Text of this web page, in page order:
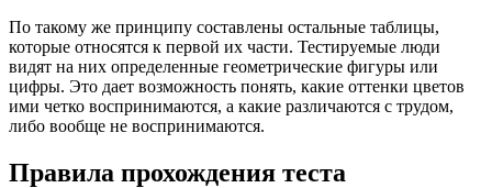
По такому же принципу составлены остальные таблицы,
которые относятся к первой их части. Тестируемые люди
видят на них определенные геометрические фигуры или
цифры. Это дает возможность понять, какие оттенки цветов
ими четко воспринимаются, а какие различаются с трудом,
либо вообще не воспринимаются.
Правила прохождения теста